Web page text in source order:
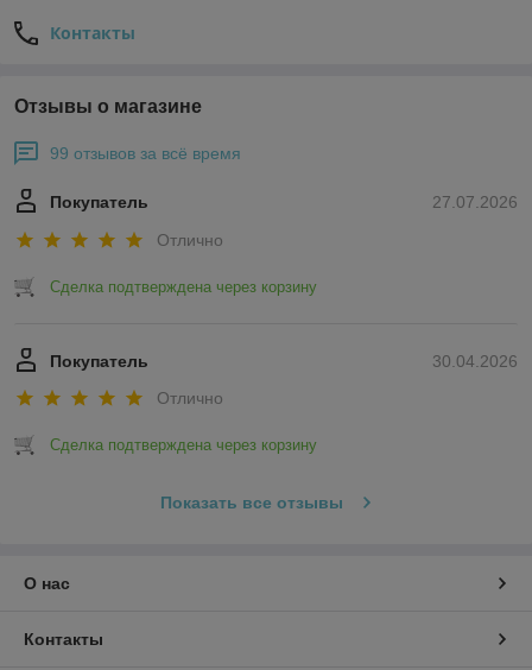
Контакты
Отзывы о магазине
99 отзывов за всё время
27.07.2026
Покупатель
Отлично
Сделка подтверждена через корзину
30.04.2026
Покупатель
Отлично
Сделка подтверждена через корзину
Показать все отзывы
О нас
Контакты